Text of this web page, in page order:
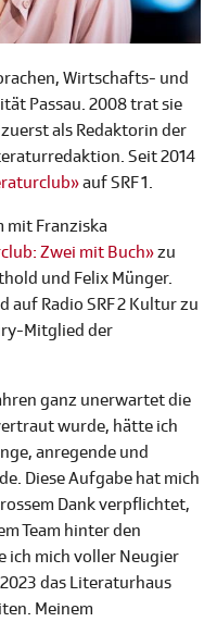
Wirtschafts- und
Passau. 2008 trat sie
als Redaktorin der
Seit 2014
auf SRF 1.
mit Franziska
Zwei mit Buch»zu
und Felix Münger.
auf Radio SRF 2 Kultur zu
Mitglied der
ganz unerwartet die
wurde, hätte ich
anregende und
Diese Aufgabe hat mich
Dank verpflichtet,
Team hinter den
ich mich voller Neugier
das Literaturhaus
Meinem